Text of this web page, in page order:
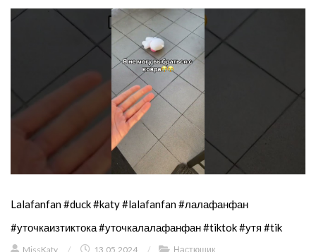
Lalafanfan #duck #katy #lalafanfan #лалафанфан
#уточкаизтиктока #уточкалалафанфан #tiktok #утя #tik
MissKaty / 13.05.2024 / Настюшик